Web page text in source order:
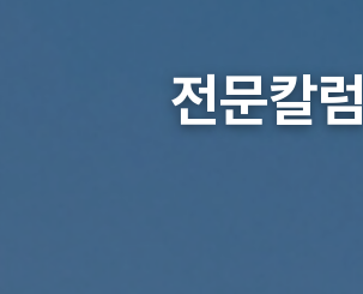
전문칼럼